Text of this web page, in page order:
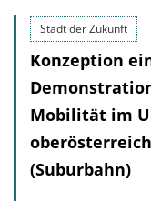
Stadt der Zukunft
Konzeption
Mobilität im
(Suburbahn)